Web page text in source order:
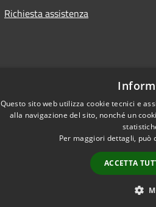
Richiesta assistenza
Questo sito web utilizza cookie tecnici e
alla navigazione del sito, nonché un
Per maggiori dettagli, può
ACCETTA